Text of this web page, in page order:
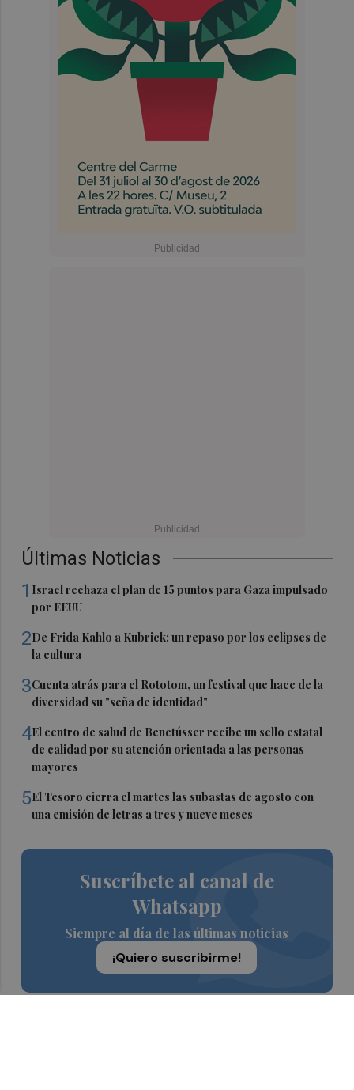
Últimas Noticias
1 Israel rechaza el plan de 15 puntos para Gaza impulsado
por EEUU
2De Frida Kahlo a Kubrick: un repaso por los eclipses de
la cultura
3Cuenta atrás para el Rototom, un festival que hace de la
diversidad su "seña de identidad"
4El centro de salud de Benetússer recibe un sello estatal
de calidad por su atención orientada a las personas
mayores
5El Tesoro cierra el martes las subastas de agosto con
una emisión de letras a tres y nueve meses
Suscríbete al canal de
Whatsapp
Siempre al día de las últimas noticias
¡Quiero suscribirme!